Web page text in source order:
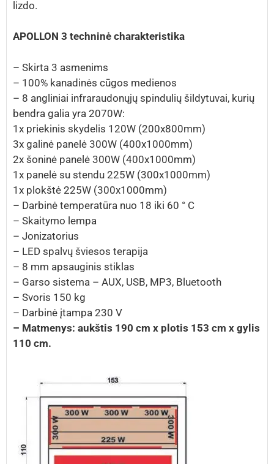
lizdo.
APOLLON 3 techninė charakteristika
– Skirta 3 asmenims
– 100% kanadinės cūgos medienos
– 8 angliniai infraraudonųjų spindulių šildytuvai, kurių
bendra galia yra 2070W:
1x priekinis skydelis 120W (200x800mm)
3x galinė panelė 300W (400x1000mm)
2x šoninė panelė 300W (400x1000mm)
1x panelė su stendu 225W (300x1000mm)
1x plokštė 225W (300x1000mm)
– Darbinė temperatūra nuo 18 iki 60 ° C
– Skaitymo lempa
– Jonizatorius
– LED spalvų šviesos terapija
– 8 mm apsauginis stiklas
– Garso sistema – AUX, USB, MP3, Bluetooth
– Svoris 150 kg
– Darbinė įtampa 230 V
– Matmenys: aukštis 190 cm x plotis 153 cm x gylis
110 cm.